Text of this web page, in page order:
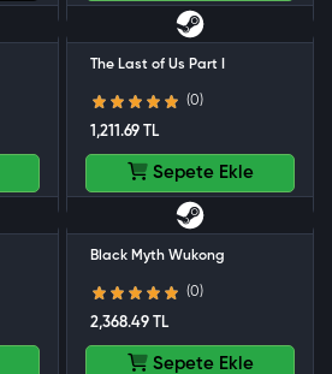
The Last of Us Part I
(0)
1,211.69 TL
Sepete Ekle
Black Myth Wukong
(0)
2,368.49 TL
Sepete Ekle